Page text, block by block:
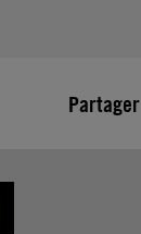
Partager